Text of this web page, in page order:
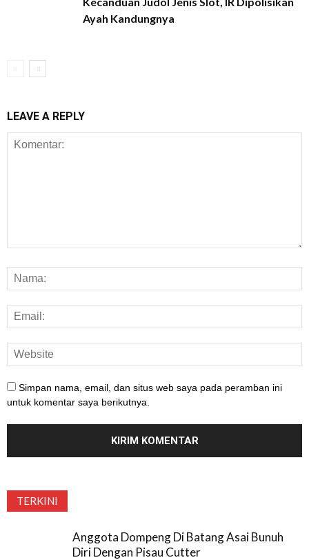
Ayah Kandungnya
LEAVE A REPLY
Simpan nama, email, dan situs web saya pada peramban ini
untuk komentar saya berikutnya.
TERKINI
Anggota Dompeng Di Batang Asai Bunuh
Diri Dengan Pisau Cutter